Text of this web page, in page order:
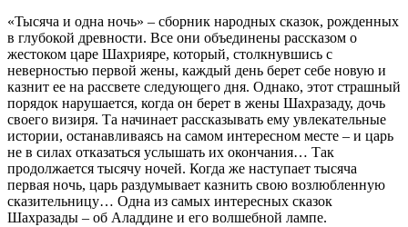
«Тысяча и одна ночь» – сборник народных сказок, рожденных
в глубокой древности. Все они объединены рассказом о
жестоком царе Шахрияре, который, столкнувшись с
неверностью первой жены, каждый день берет себе новую и
казнит ее на рассвете следующего дня. Однако, этот страшный
порядок нарушается, когда он берет в жены Шахразаду, дочь
своего визиря. Та начинает рассказывать ему увлекательные
истории, останавливаясь на самом интересном месте – и царь
не в силах отказаться услышать их окончания… Так
продолжается тысячу ночей. Когда же наступает тысяча
первая ночь, царь раздумывает казнить свою возлюбленную
сказительницу… Одна из самых интересных сказок
Шахразады – об Аладдине и его волшебной лампе.